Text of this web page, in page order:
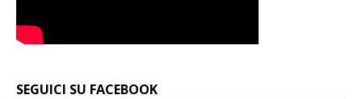
SEGUICI SU FACEBOOK